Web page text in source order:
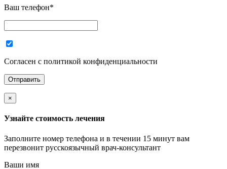
Ваш телефон*
Согласен с политикой конфиденциальности
×
Узнайте стоимость лечения
Заполните номер телефона и в течении 15 минут вам
перезвонит русскоязычный врач-консультант
Ваши имя